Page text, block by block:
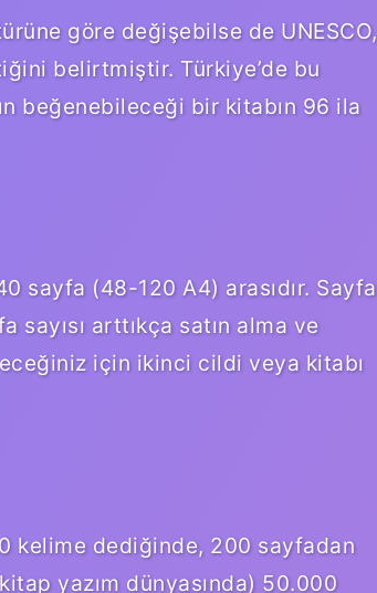
göre değişebilse de UNESCO,
belirtmiştir. Türkiye’de bu
beğenebileceği bir kitabın 96 ila
sayfa (48-120 A4) arasıdır. Sayfa
sayısı arttıkça satın alma ve
için ikinci cildi veya kitabı
kelime dediğinde, 200 sayfadan
yazım dünyasında) 50.000